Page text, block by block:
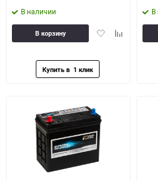
В наличии
ДобавитьДобавить
В корзину
В